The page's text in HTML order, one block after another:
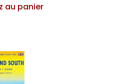
au panier